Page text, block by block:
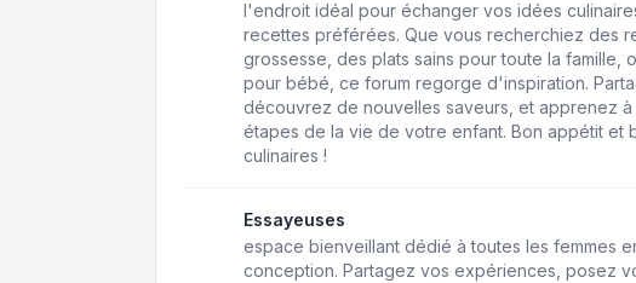
l'endroit idéal pour échanger vos idées
recettes préférées. Que vous recherchiez des
grossesse, des plats sains pour toute la famille,
pour bébé, ce forum regorge d'inspiration.
découvrez de nouvelles saveurs, et apprenez
étapes de la vie de votre enfant. Bon appétit et
culinaires !
Essayeuses
espace bienveillant dédié à toutes les femmes
conception. Partagez vos expériences, posez